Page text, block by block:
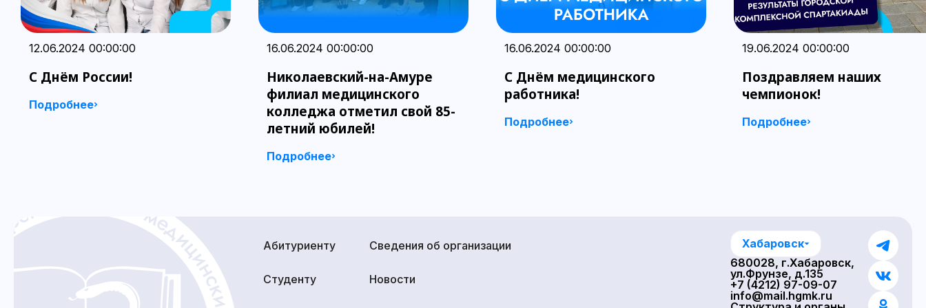
12.06.2024 00:00:00
С Днём России!
Подробнее
16.06.2024 00:00:00
Николаевский-на-Амуре
филиал медицинского
колледжа отметил свой 85-
летний юбилей!
Подробнее
16.06.2024 00:00:00
С Днём медицинского
работника!
Подробнее
19.06.2024 00:00:00
Поздравляем наших
чемпионок!
Подробнее
Абитуриенту
Студенту
Сведения об организации
Новости
Хабаровск
680028, г.Хабаровск,
ул.Фрунзе, д.135
+7 (4212) 97-09-07
info@mail.hgmk.ru